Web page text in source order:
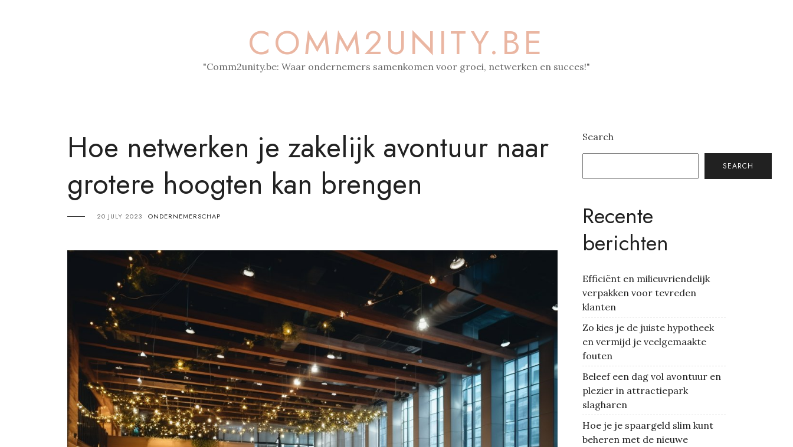
COMM2UNITY.BE
"Comm2unity.be: Waar ondernemers samenkomen voor groei, netwerken en succes!"
Hoe netwerken je zakelijk avontuur naar
grotere hoogten kan brengen
20 JULY 2023 ONDERNEMERSCHAP
Search
SEARCH
Recente
berichten
Efficiënt en milieuvriendelijk
verpakken voor tevreden
klanten
Zo kies je de juiste hypotheek
en vermijd je veelgemaakte
fouten
Beleef een dag vol avontuur en
plezier in attractiepark
slagharen
Hoe je je spaargeld slim kunt
beheren met de nieuwe